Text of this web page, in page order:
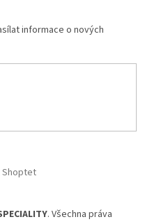
informace o nových
. Všechna práva